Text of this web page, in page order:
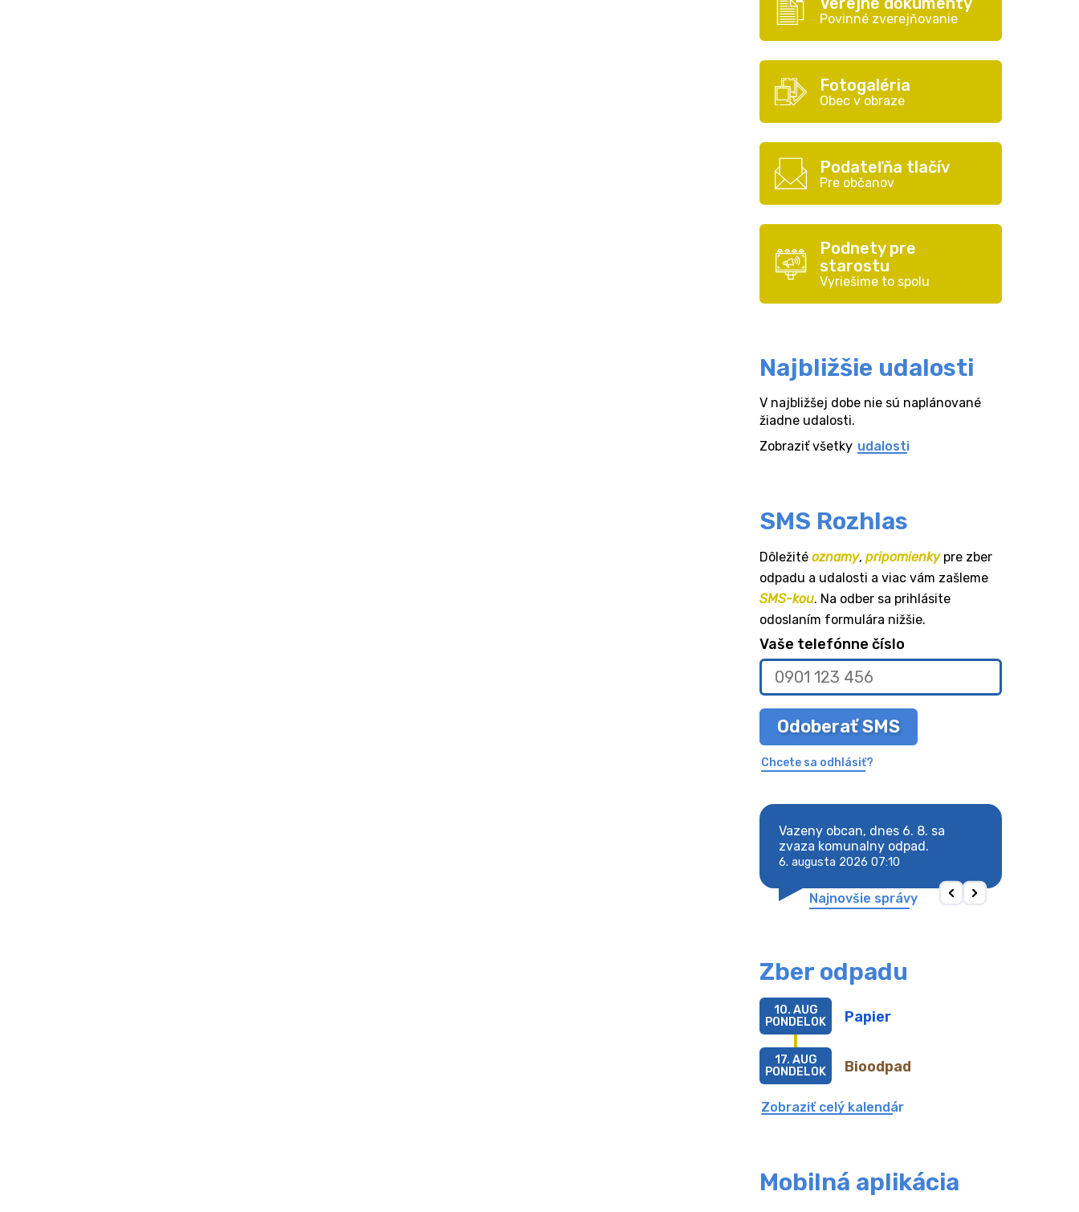
Povinné zverejňovanie
Fotogaléria
Obec v obraze
Podateľňa tlačív
Pre občanov
Podnety pre
starostu
Vyriešime to spolu
Najbližšie udalosti
V najbližšej dobe nie sú naplánované
žiadne udalosti.
Zobraziť všetky udalosti
SMS Rozhlas
Dôležité oznamy, pripomienkypre zber
odpadu a udalosti a viac vám zašleme
SMS-kou. Na odber sa prihlásite
odoslaním formulára nižšie.
Vaše telefónne číslo
Odoberať SMS
Chcete sa odhlásiť?
Vazeny obcan, dnes 6. 8. sa
zvaza komunalny odpad.
6. augusta 2026 07:10
Najnovšie správy
Zber odpadu
Papier
10. AUG
PONDELOK
Bioodpad
17. AUG
PONDELOK
Zobraziť celý kalendár
Mobilná aplikácia